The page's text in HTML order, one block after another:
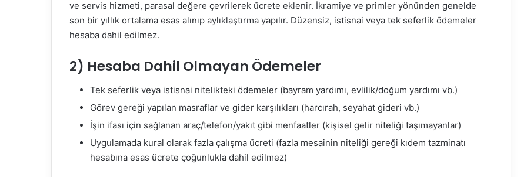
ve servis hizmeti, parasal değere çevrilerek ücrete eklenir. İkramiye ve primler yönünden genelde
son bir yıllık ortalama esas alınıp aylıklaştırma yapılır. Düzensiz, istisnai veya tek seferlik ödemeler
hesaba dahil edilmez.
2) Hesaba Dahil Olmayan Ödemeler
Tek seferlik veya istisnai nitelikteki ödemeler (bayram yardımı, evlilik/doğum yardımı vb.)
Görev gereği yapılan masraflar ve gider karşılıkları (harcırah, seyahat gideri vb.)
İşin ifası için sağlanan araç/telefon/yakıt gibi menfaatler (kişisel gelir niteliği taşımayanlar)
Uygulamada kural olarak fazla çalışma ücreti (fazla mesainin niteliği gereği kıdem tazminatı
hesabına esas ücrete çoğunlukla dahil edilmez)